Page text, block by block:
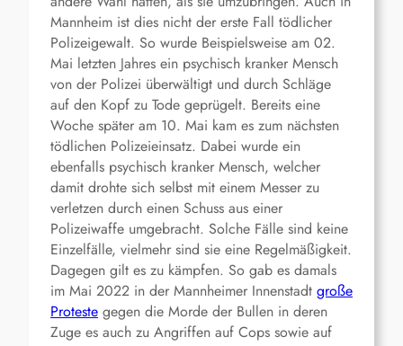
Mannheim ist dies nicht der erste Fall tödlicher
Polizeigewalt. So wurde Beispielsweise am 02.
Mai letzten Jahres ein psychisch kranker Mensch
von der Polizei überwältigt und durch Schläge
auf den Kopf zu Tode geprügelt. Bereits eine
Woche später am 10. Mai kam es zum nächsten
tödlichen Polizeieinsatz. Dabei wurde ein
ebenfalls psychisch kranker Mensch, welcher
damit drohte sich selbst mit einem Messer zu
verletzen durch einen Schuss aus einer
Polizeiwaffe umgebracht. Solche Fälle sind keine
Einzelfälle, vielmehr sind sie eine Regelmäßigkeit.
Dagegen gilt es zu kämpfen. So gab es damals
im Mai 2022 in der Mannheimer Innenstadt große
Proteste gegen die Morde der Bullen in deren
Zuge es auch zu Angriffen auf Cops sowie auf